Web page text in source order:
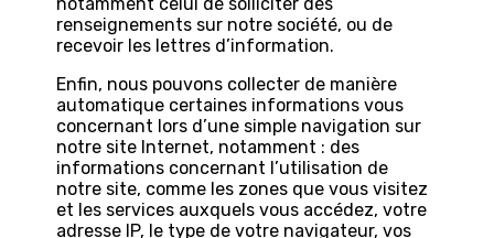
renseignements sur notre société, ou de
recevoir les lettres d’information.
Enfin, nous pouvons collecter de manière
automatique certaines informations vous
concernant lors d’une simple navigation sur
notre site Internet, notamment : des
informations concernant l’utilisation de
notre site, comme les zones que vous visitez
et les services auxquels vous accédez, votre
adresse IP, le type de votre navigateur, vos